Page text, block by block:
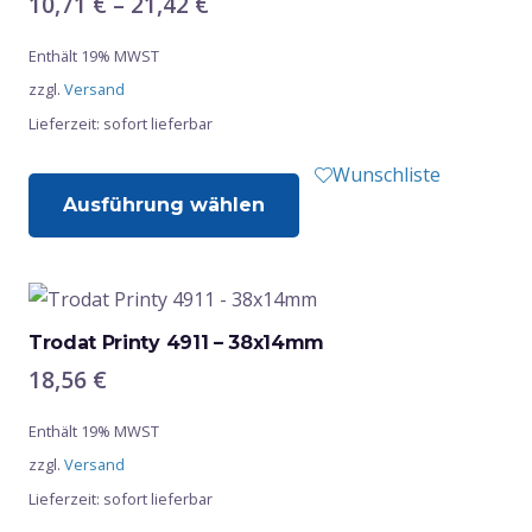
Produktseite
Enthält 19% MWST
zzgl. Versand
Lieferzeit: sofort lieferbar
Ausführung wählen
Dieses
Varianten
auf.
Wunschliste
Trodat Printy 4911 – 38x14mm
18,56 €
Enthält 19% MWST
zzgl. Versand
Lieferzeit: sofort lieferbar